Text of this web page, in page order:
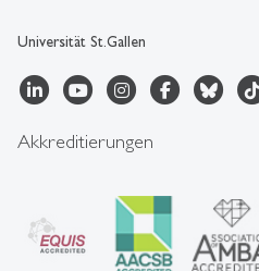
Universität St.Gallen
Akkreditierungen